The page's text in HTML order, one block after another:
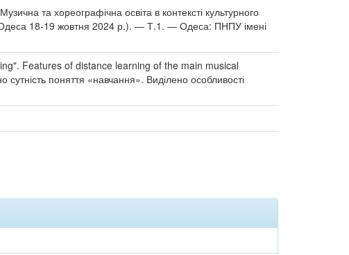
та хореографічна освіта в контексті культурного
(Одеса 18-19 жовтня 2024 р.). ― Т.1. ― Одеса: ПНПУ імені
Features of distance learning of the main musical
поняття «навчання». Виділено особливості